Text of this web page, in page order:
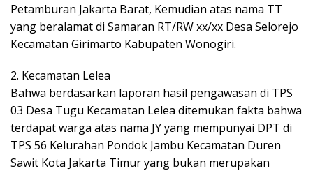
Petamburan Jakarta Barat, Kemudian atas nama TT
yang beralamat di Samaran RT/RW xx/xx Desa Selorejo
Kecamatan Girimarto Kabupaten Wonogiri.
2. Kecamatan Lelea
Bahwa berdasarkan laporan hasil pengawasan di TPS
03 Desa Tugu Kecamatan Lelea ditemukan fakta bahwa
terdapat warga atas nama JY yang mempunyai DPT di
TPS 56 Kelurahan Pondok Jambu Kecamatan Duren
Sawit Kota Jakarta Timur yang bukan merupakan